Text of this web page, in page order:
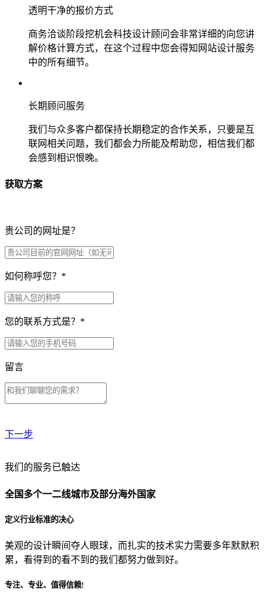
透明干净的报价方式
商务洽谈阶段挖机会科技设计顾问会非常详细的向您讲
解价格计算方式，在这个过程中您会得知网站设计服务
中的所有细节。
长期顾问服务
我们与众多客户都保持长期稳定的合作关系，只要是互
联网相关问题，我们都会力所能及帮助您，相信我们都
会感到相识恨晚。
获取方案
贵公司的网址是？
如何称呼您？ *
您的联系方式是？ *
留言
下一步
贵公司预算范围是？
贵公司的团队规模是？
目前主要的营销渠道是？
我们的服务已触达
全国多个一二线城市及部分海外国家
定义行业标准的决心
美观的设计瞬间夺人眼球，而扎实的技术实力需要多年默默积
累，看得到的看不到的我们都努力做到好。
专注、专业、值得信赖!